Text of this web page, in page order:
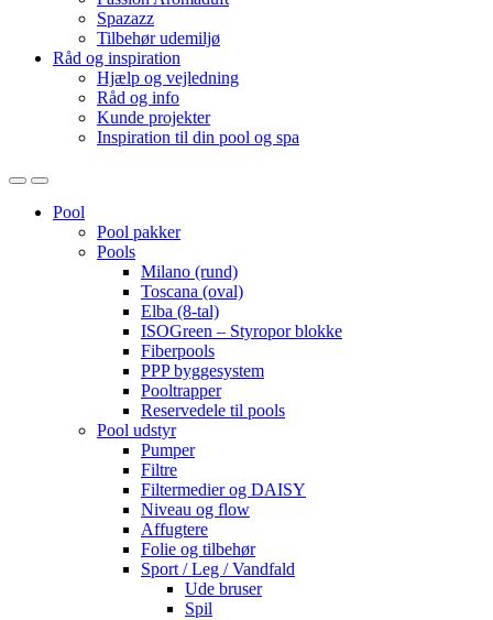
Spazazz
Tilbehør udemiljø
Råd og inspiration
Hjælp og vejledning
Råd og info
Kunde projekter
Inspiration til din pool og spa
OpenClose
Pool
Pool pakker
Pools
Milano (rund)
Toscana (oval)
Elba (8-tal)
ISOGreen – Styropor blokke
Fiberpools
PPP byggesystem
Pooltrapper
Reservedele til pools
Pool udstyr
Pumper
Filtre
Filtermedier og DAISY
Niveau og flow
Affugtere
Folie og tilbehør
Sport / Leg / Vandfald
Ude bruser
Spil